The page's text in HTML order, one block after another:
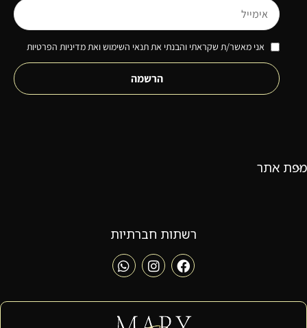
אני מאשר/ת שקראתי והבנתי את תנאי השימוש ואת מדיניות הפרטיות
הרשמה
מפת אתר
רשתות חברתיות